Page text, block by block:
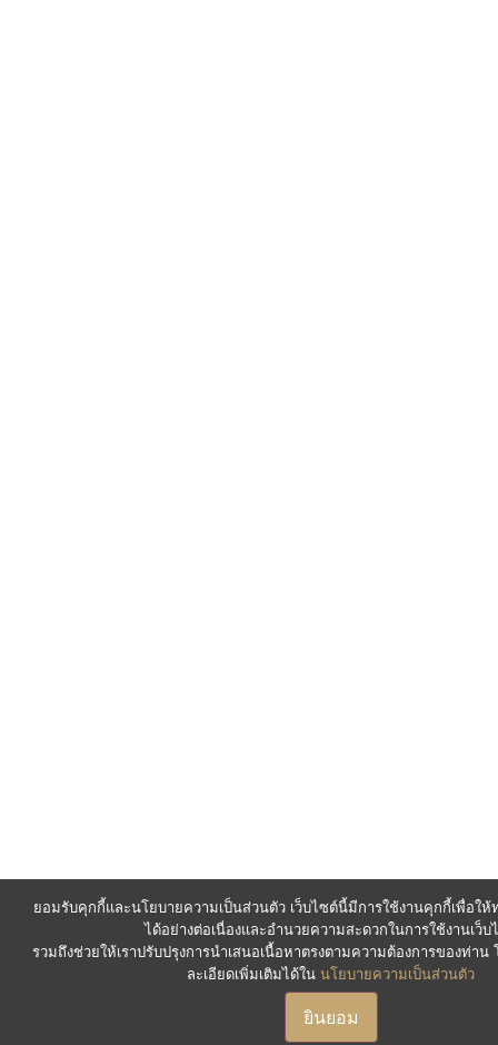
ยอมรับคุกกี้และนโยบายความเป็นส่วนตัว เว็บไซต์นี้มีการใช้งานคุกกี้เพื่อให้
ได้อย่างต่อเนื่องและอำนวยความสะดวกในการใช้งานเว็บ
รวมถึงช่วยให้เราปรับปรุงการนำเสนอเนื้อหาตรงตามความต้องการของท่าน
ละเอียดเพิ่มเติมได้ใน นโยบายความเป็นส่วนตัว
ยินยอม